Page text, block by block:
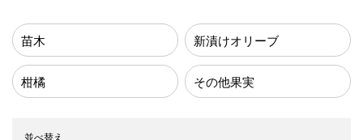
苗木 新漬けオリーブ
柑橘 その他果実
並べ替え